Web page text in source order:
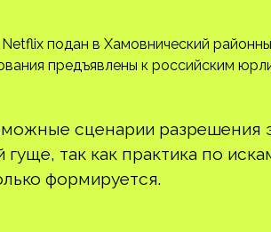
подан в Хамовнический
предъявлены к российским
сценарии разрешения
гуще, так как практика по
формируется.